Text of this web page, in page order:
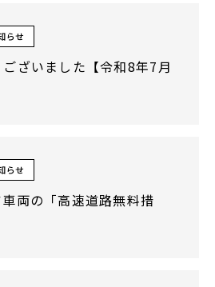
らせ
ざいました【令和8年7月
らせ
両の「高速道路無料措